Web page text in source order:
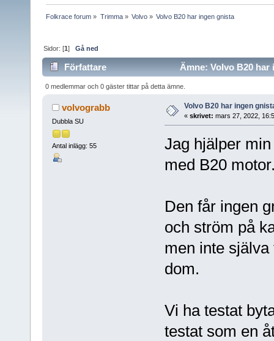
Folkrace forum » Trimma» Volvo» Volvo B20 har ingen gnista
Sidor: [1]Gå ned
Författare Ämne: Volvo B20
0 medlemmar och 0 gäster tittar på detta ämne.
volvograbb
Dubbla SU
Antal inlägg: 55
Volvo B20 har ingen
« skrivet: mars 27, 2022,
Jag hjälper
med B20
Den får ingen
och ström på
men inte
dom.
Vi ha testat
testat som en